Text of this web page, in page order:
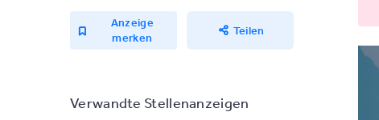
Anzeige
merken
Teilen
Verwandte Stellenanzeigen